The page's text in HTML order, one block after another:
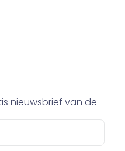
nieuwsbrief van de